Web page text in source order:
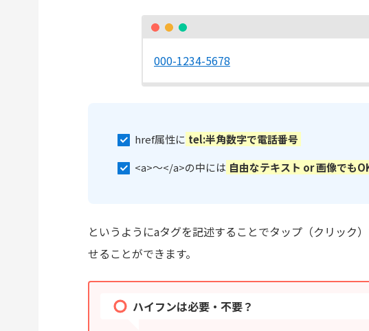
000-1234-5678
href属性に tel:半角数字で電話番号
<a>〜</a>の中には 自由なテキスト or 画像でも
というようにaタグを記述することでタップ（クリック
せることができます。
ハイフンは必要・不要？